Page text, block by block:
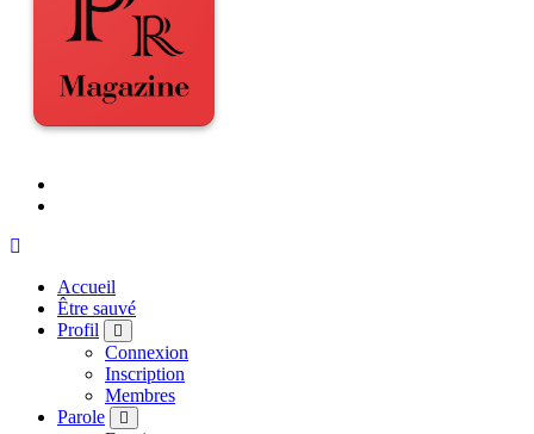
Accueil
Être sauvé
Profil
Connexion
Inscription
Membres
Parole